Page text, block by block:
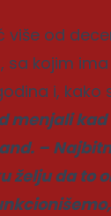
više od
kojim
i,
menjali
–
želju da to